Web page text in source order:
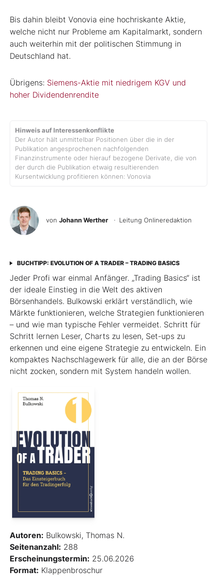
Bis dahin bleibt Vonovia eine hochriskante Aktie,
welche nicht nur Probleme am Kapitalmarkt, sondern
auch weiterhin mit der politischen Stimmung in
Deutschland hat.
Übrigens: Siemens-Aktie mit niedrigem KGV und
hoher Dividendenrendite
Hinweis auf Interessenkonflikte
Der Autor hält unmittelbar Positionen über die in der
Publikation angesprochenen nachfolgenden
Finanzinstrumente oder hierauf bezogene Derivate, die von
der durch die Publikation etwaig resultierenden
Kursentwicklung profitieren können: Vonovia
von Johann Werther · Leitung Onlineredaktion
BUCHTIPP: EVOLUTION OF A TRADER – TRADING BASICS
Jeder Profi war einmal Anfänger. „Trading Basics“ ist
der ideale Einstieg in die Welt des aktiven
Börsenhandels. Bulkowski erklärt verständlich, wie
Märkte funktionieren, welche Strategien funktionieren
– und wie man typische Fehler vermeidet. Schritt für
Schritt lernen Leser, Charts zu lesen, Set-ups zu
erkennen und eine eigene Strategie zu entwickeln. Ein
kompaktes Nachschlagewerk für alle, die an der Börse
nicht zocken, sondern mit System handeln wollen.
Autoren: Bulkowski, Thomas N.
Seitenanzahl: 288
Erscheinungstermin: 25.06.2026
Format: Klappenbroschur